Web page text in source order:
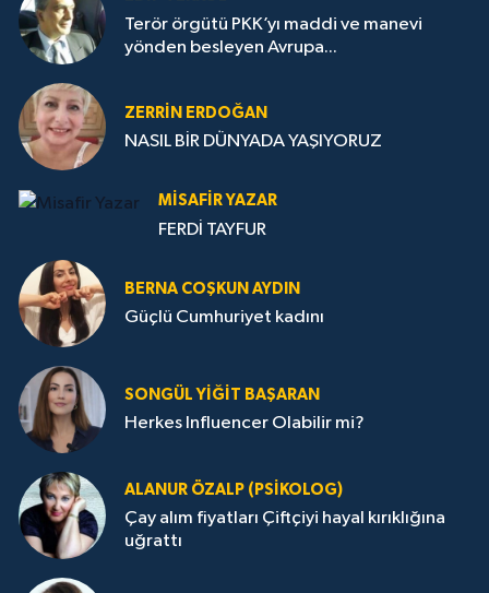
Terör örgütü PKK’yı maddi ve manevi
yönden besleyen Avrupa...
ZERRIN ERDOĞAN
NASIL BİR DÜNYADA YAŞIYORUZ
MISAFIR YAZAR
FERDİ TAYFUR
BERNA COŞKUN AYDIN
Güçlü Cumhuriyet kadını
SONGÜL YIĞIT BAŞARAN
Herkes Influencer Olabilir mi?
ALANUR ÖZALP (PSIKOLOG)
Çay alım fiyatları Çiftçiyi hayal kırıklığına
uğrattı